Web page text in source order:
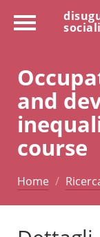
and
course
Home